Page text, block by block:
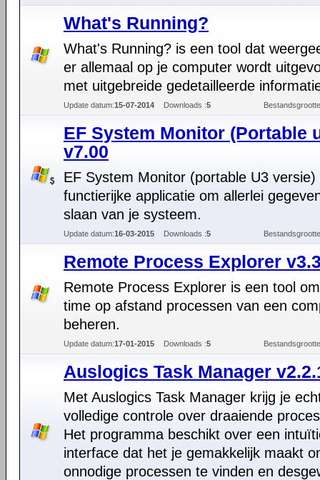
What's Running?
What's Running? is een tool dat
er allemaal op je computer wordt
met uitgebreide gedetailleerde
Update datum:15-07-2014 Downloads :5
EF System Monitor (Portable
v7.00
EF System Monitor (portable U3 versie)
functierijke applicatie om allerlei
slaan van je systeem.
Update datum:16-03-2015 Downloads :5
Remote Process Explorer
Remote Process Explorer is een tool
time op afstand processen van een
beheren.
Update datum:17-01-2015 Downloads :5
Auslogics Task Manager
Met Auslogics Task Manager krijg je
volledige controle over draaiende
Het programma beschikt over een
interface dat het je gemakkelijk maakt
onnodige processen te vinden en